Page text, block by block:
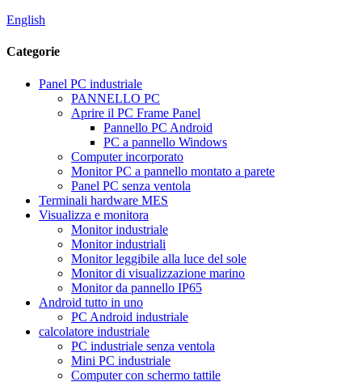
English
Categorie
Panel PC industriale
PANNELLO PC
Aprire il PC Frame Panel
Pannello PC Android
PC a pannello Windows
Computer incorporato
Monitor PC a pannello montato a parete
Panel PC senza ventola
Terminali hardware MES
Visualizza e monitora
Monitor industriale
Monitor industriali
Monitor leggibile alla luce del sole
Monitor di visualizzazione marino
Monitor da pannello IP65
Android tutto in uno
PC Android industriale
calcolatore industriale
PC industriale senza ventola
Mini PC industriale
Computer con schermo tattile